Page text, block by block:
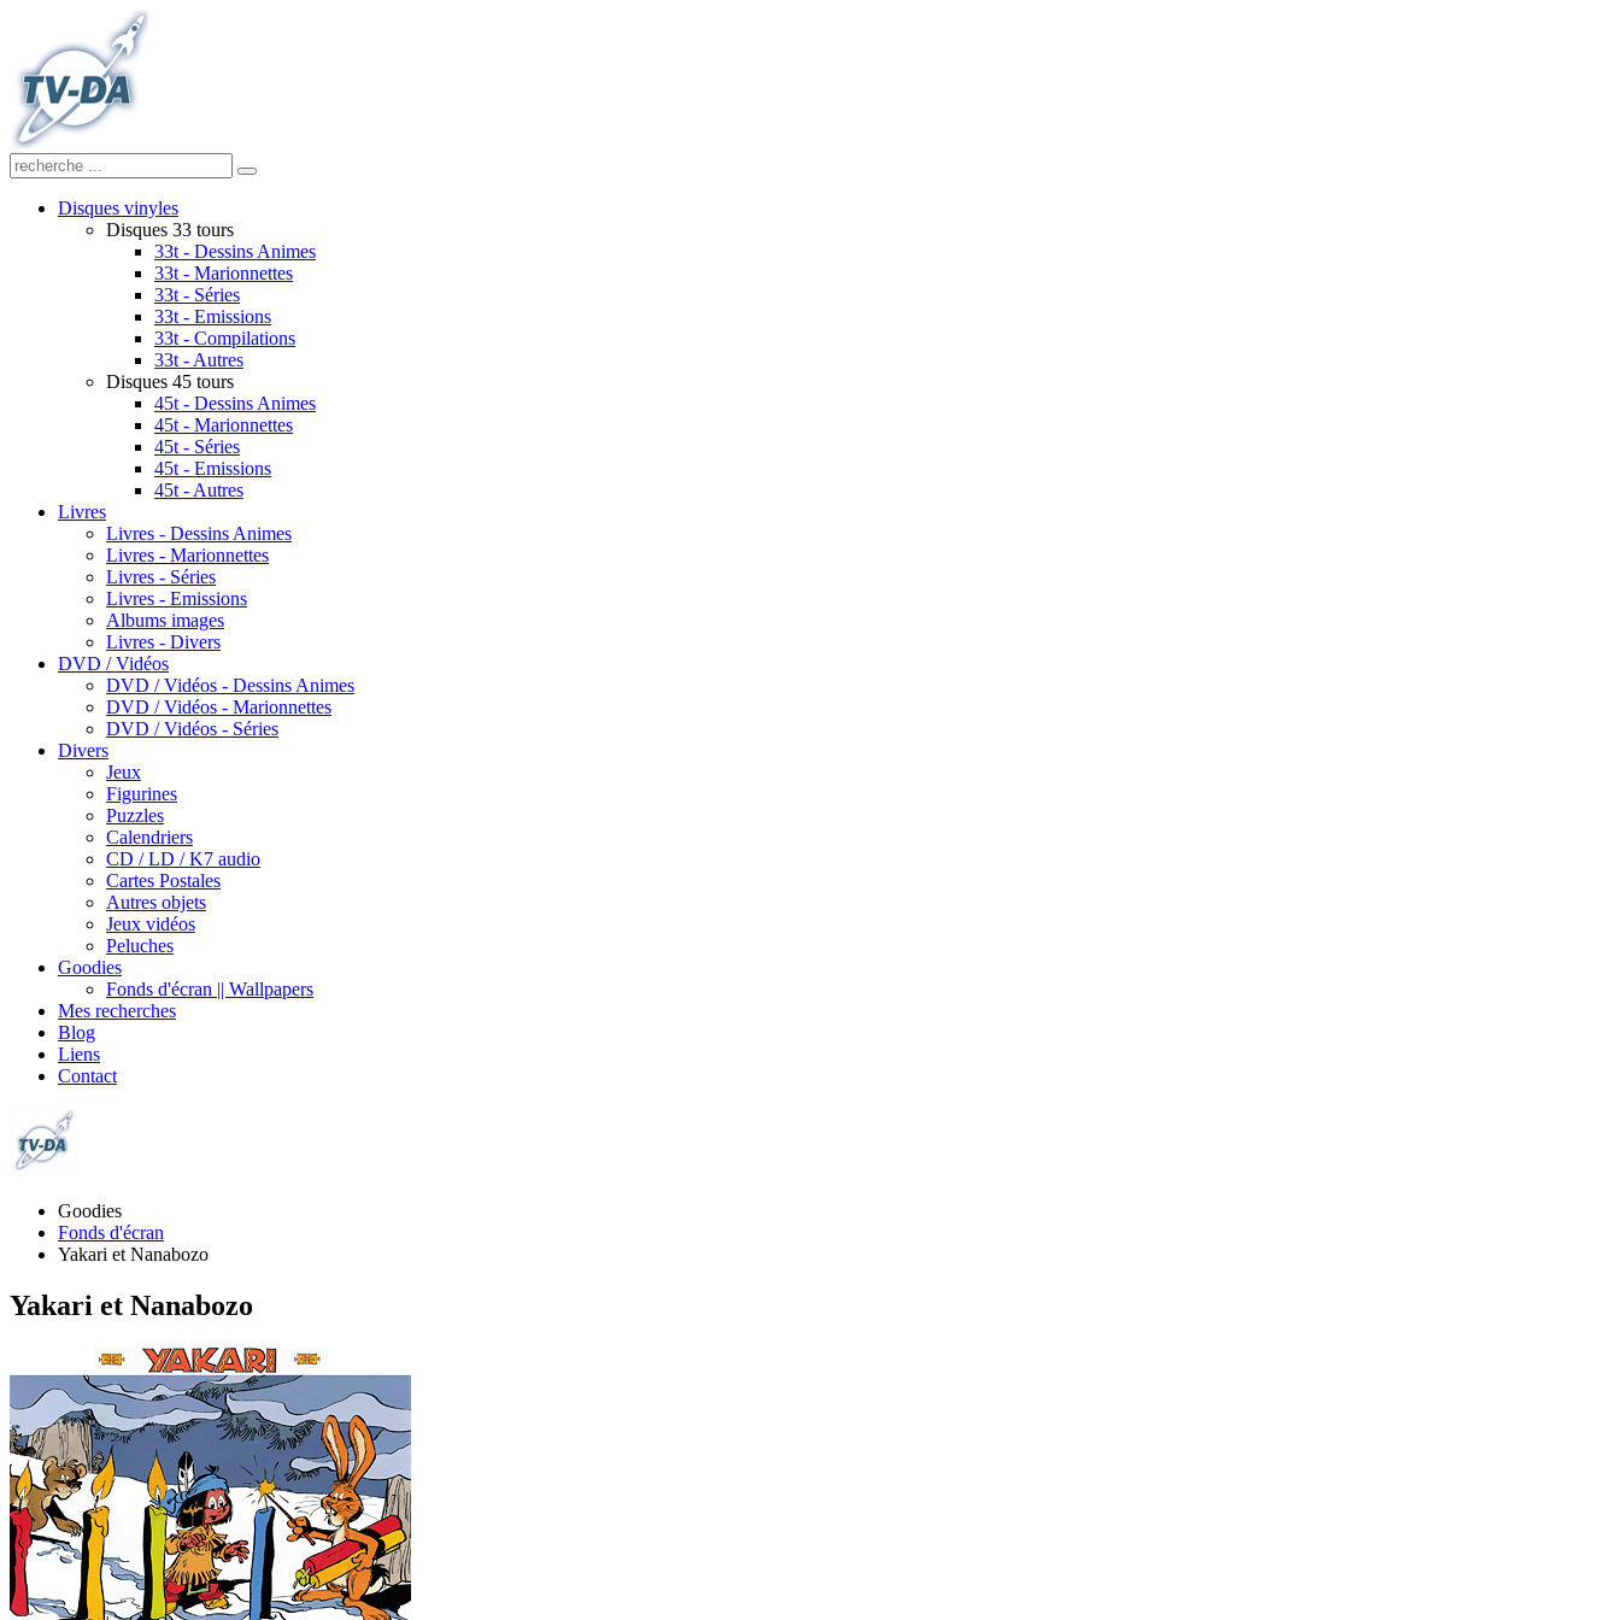
Disques vinyles
Disques 33 tours
33t - Dessins Animes
33t - Marionnettes
33t - Séries
33t - Emissions
33t - Compilations
33t - Autres
Disques 45 tours
45t - Dessins Animes
45t - Marionnettes
45t - Séries
45t - Emissions
45t - Autres
Livres
Livres - Dessins Animes
Livres - Marionnettes
Livres - Séries
Livres - Emissions
Albums images
Livres - Divers
DVD / Vidéos
DVD / Vidéos - Dessins Animes
DVD / Vidéos - Marionnettes
DVD / Vidéos - Séries
Divers
Jeux
Figurines
Puzzles
Calendriers
CD / LD / K7 audio
Cartes Postales
Autres objets
Jeux vidéos
Peluches
Goodies
Fonds d'écran || Wallpapers
Mes recherches
Blog
Liens
Contact
Goodies
Fonds d'écran
Yakari et Nanabozo
Yakari et Nanabozo